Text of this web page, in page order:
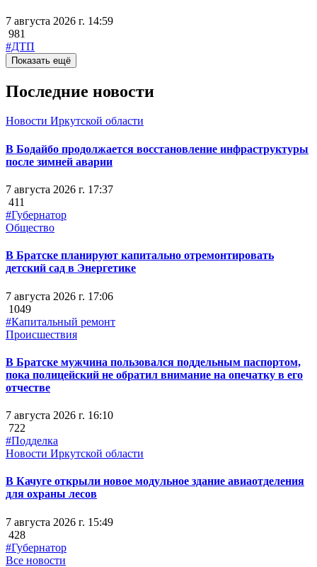
7 августа 2026 г. 14:59
981
#ДТП
Показать ещё
Последние новости
Новости Иркутской области
В Бодайбо продолжается восстановление инфраструктуры
после зимней аварии
7 августа 2026 г. 17:37
411
#Губернатор
Общество
В Братске планируют капитально отремонтировать
детский сад в Энергетике
7 августа 2026 г. 17:06
1049
#Капитальный ремонт
Происшествия
В Братске мужчина пользовался поддельным паспортом,
пока полицейский не обратил внимание на опечатку в его
отчестве
7 августа 2026 г. 16:10
722
#Подделка
Новости Иркутской области
В Качуге открыли новое модульное здание авиаотделения
для охраны лесов
7 августа 2026 г. 15:49
428
#Губернатор
Все новости